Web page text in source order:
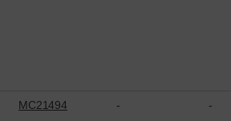
MC21494 - -